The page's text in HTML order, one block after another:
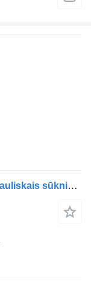
Scania K-Series (01.06-) 1766651 hidrauliskais sūknis paredzēts Scania K,N,F-series bus (2006-) autobusa